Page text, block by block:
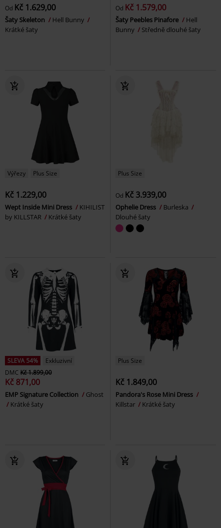
Od Kč 1.629,00
Šaty Skeleton
Hell Bunny
Krátké šaty
Od Kč 1.579,00
Šaty Peebles Pinafore
Hell
Bunny
Středně dlouhé šaty
Výřezy Plus Size
Kč 1.229,00
Wept Inside Mini Dress
KIHILIST
by KILLSTAR
Krátké šaty
Plus Size
Od Kč 3.939,00
Ophelie Dress
Burleska
Dlouhé šaty
SLEVA 54%
Exkluzivní
DMC Kč 1.899,00
Kč 871,00
EMP Signature Collection
Ghost
Krátké šaty
Plus Size
Kč 1.849,00
Pandora's Rose Mini Dress
Killstar
Krátké šaty